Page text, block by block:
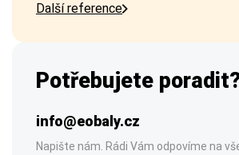
Další reference
Potřebujete
info@eobaly.cz
Napište nám. Rádi Vám odpovíme na